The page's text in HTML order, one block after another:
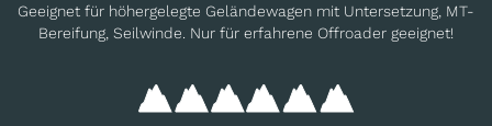
Geeignet für höhergelegte Geländewagen mit Untersetzung, MT-
Bereifung, Seilwinde. Nur für erfahrene Offroader geeignet!